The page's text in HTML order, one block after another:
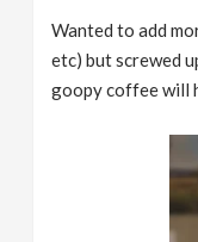
Wanted to add
etc) but screwed
goopy coffee will